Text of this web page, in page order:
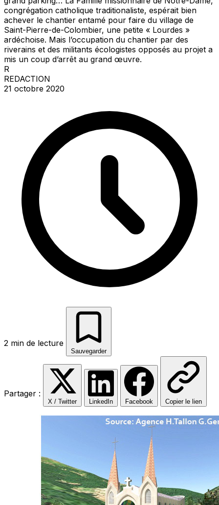
congrégation catholique traditionaliste, espérait bien
achever le chantier entamé pour faire du village de
Saint-Pierre-de-Colombier, une petite « Lourdes »
ardéchoise. Mais l’occupation du chantier par des
riverains et des militants écologistes opposés au projet a
mis un coup d’arrêt au grand œuvre.
R
REDACTION
21 octobre 2020
2 min de lecture
Sauvegarder
Partager :
X / Twitter LinkedIn Facebook Copier le lien